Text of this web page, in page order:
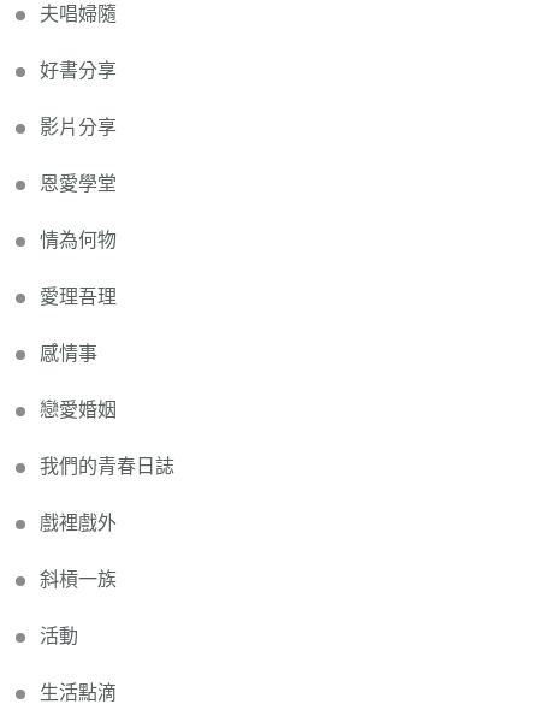
夫唱婦隨
好書分享
影片分享
恩愛學堂
情為何物
愛理吾理
感情事
戀愛婚姻
我們的青春日誌
戲裡戲外
斜槓一族
活動
生活點滴